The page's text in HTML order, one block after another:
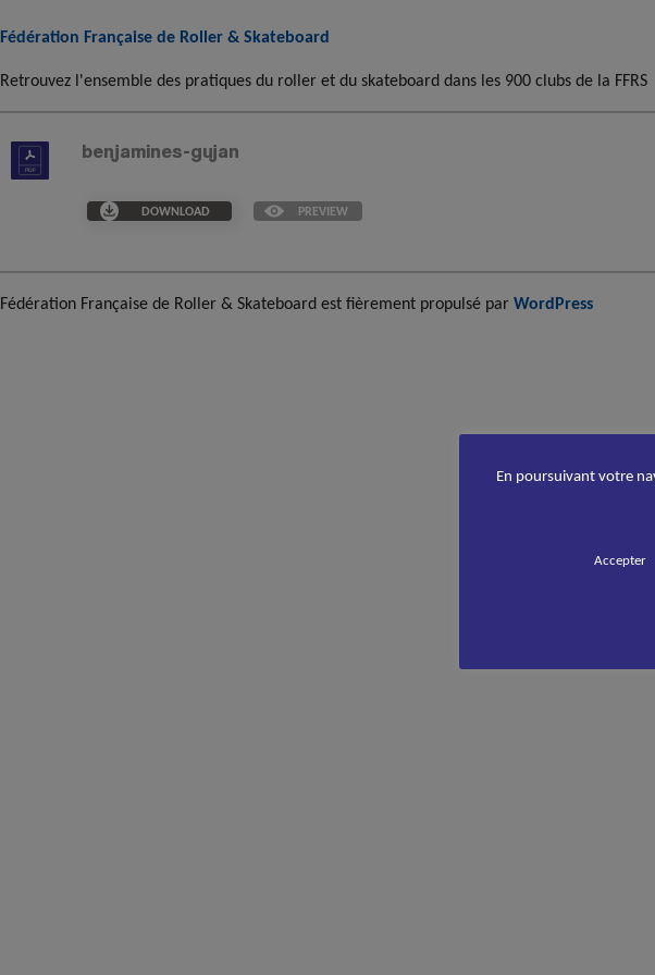
Fédération Française de Roller & Skateboard
Retrouvez l'ensemble des pratiques du roller et du skateboard dans les 900 clubs de la FFRS
benjamines-gujan
DOWNLOAD PREVIEW
Fédération Française de Roller & Skateboard est fièrement propulsé par WordPress
En poursuivant votre
Accepter